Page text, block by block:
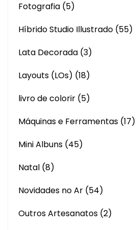
Fotografia (5)
Híbrido Studio Illustrado (55)
Lata Decorada (3)
Layouts (LOs) (18)
livro de colorir (5)
Máquinas e Ferramentas (17)
Mini Albuns (45)
Natal (8)
Novidades no Ar (54)
Outros Artesanatos (2)